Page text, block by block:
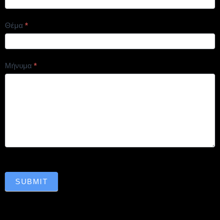
Θέμα *
Μήνυμα *
SUBMIT